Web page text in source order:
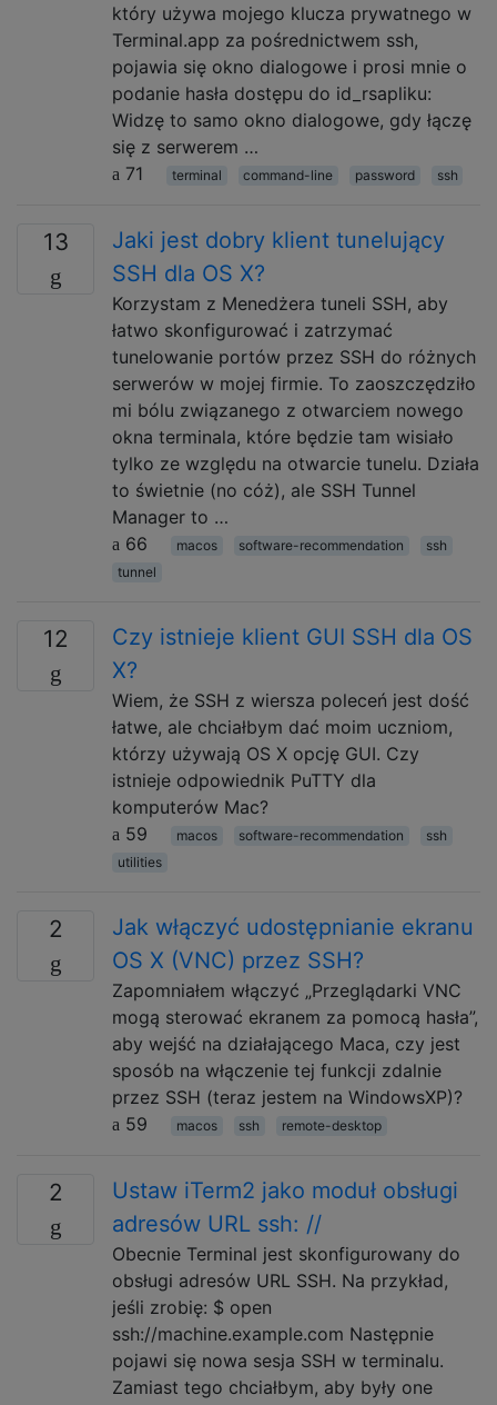
który używa mojego klucza prywatnego w
Terminal.app za pośrednictwem ssh,
pojawia się okno dialogowe i prosi mnie o
podanie hasła dostępu do id_rsapliku:
Widzę to samo okno dialogowe, gdy łączę
się z serwerem …
71
terminal command-line password ssh
13
Jaki jest dobry klient tunelujący
SSH dla OS X?
Korzystam z Menedżera tuneli SSH, aby
łatwo skonfigurować i zatrzymać
tunelowanie portów przez SSH do różnych
serwerów w mojej firmie. To zaoszczędziło
mi bólu związanego z otwarciem nowego
okna terminala, które będzie tam wisiało
tylko ze względu na otwarcie tunelu. Działa
to świetnie (no cóż), ale SSH Tunnel
Manager to …
66
macos software-recommendation
ssh
tunnel
12
Czy istnieje klient GUI SSH dla OS
X?
Wiem, że SSH z wiersza poleceń jest dość
łatwe, ale chciałbym dać moim uczniom,
którzy używają OS X opcję GUI. Czy
istnieje odpowiednik PuTTY dla
komputerów Mac?
59
macos software-recommendation
ssh
utilities
2
Jak włączyć udostępnianie ekranu
OS X (VNC) przez SSH?
Zapomniałem włączyć „Przeglądarki VNC
mogą sterować ekranem za pomocą hasła”,
aby wejść na działającego Maca, czy jest
sposób na włączenie tej funkcji zdalnie
przez SSH (teraz jestem na WindowsXP)?
59
macos ssh remote-desktop
2
Ustaw iTerm2 jako moduł obsługi
adresów URL ssh: //
Obecnie Terminal jest skonfigurowany do
obsługi adresów URL SSH. Na przykład,
jeśli zrobię: $ open
ssh://machine.example.com Następnie
pojawi się nowa sesja SSH w terminalu.
Zamiast tego chciałbym, aby były one